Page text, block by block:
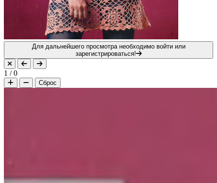
Для дальнейшего просмотра необходимо войти или
зарегистрироваться!
1 /0
Сброс